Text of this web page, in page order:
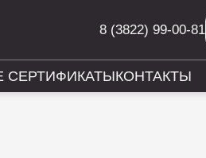
8 (3822) 99-00-81
СЕРТИФИКАТЫКОНТАКТЫ